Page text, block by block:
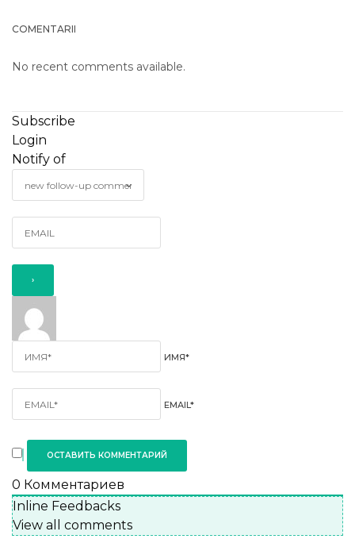
COMENTARII
No recent comments available.
Subscribe
Login
Notify of
ИМЯ*
EMAIL*
0 Комментариев
Inline Feedbacks
View all comments